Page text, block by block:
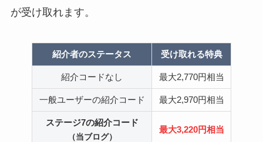
が受け取れます。
紹介者のステータス 受け取れる特典
紹介コードなし 最大2,770円相当
一般ユーザーの紹介コード 最大2,970円相当
ステージ7の紹介コード
（当ブログ）
最大3,220円相当